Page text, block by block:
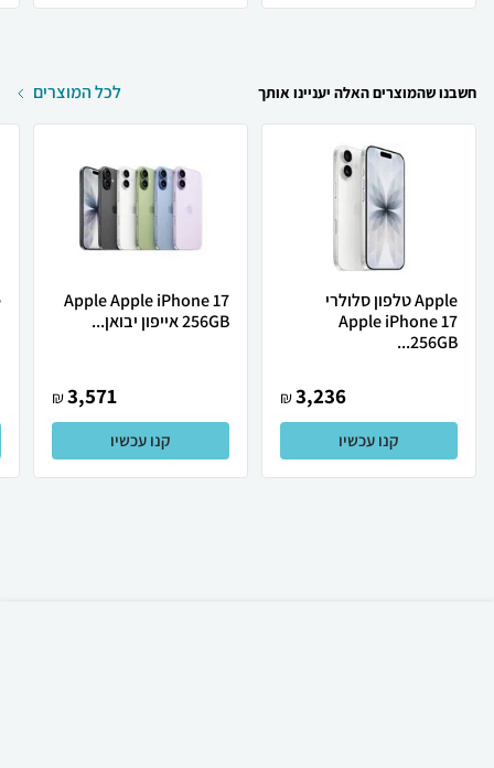
חשבנו שהמוצרים האלה יעניינו אותך לכל המוצרים
Apple טלפון סלולרי
Apple iPhone 17
256GB...
3,236
₪
קנו עכשיו
Apple Apple iPhone 17
256GB אייפון יבואן...
3,571
₪
קנו עכשיו